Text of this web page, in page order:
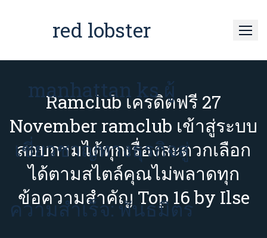
red lobster
manhattan ks ผู้
เชี่ยวชาญทางธุรกิจสู่
ความสำเร็จ: พันธมิตร
Ramclub เครดิตฟรี 27
November ramclub เข้าสู่ระบบ
สอบถามได้ทุกเรื่องสะดวกเลือก
ได้ตามสไตล์คุณไม่พลาดทุก
ข้อความสำคัญ Top 16 by Ilse